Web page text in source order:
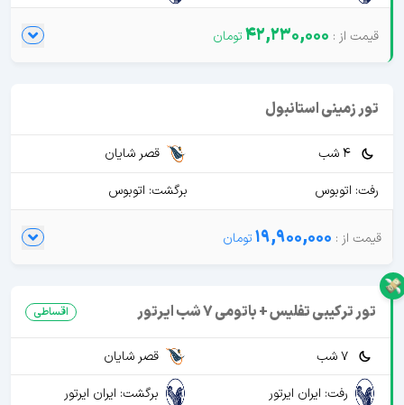
42,230,000
تور زمینی استانبول
4 شب
قصر شایان
رفت: اتوبوس
برگشت: اتوبوس
19,900,000
تور ترکیبی تفلیس + باتومی 7 شب ایرتور اقساطی
7 شب
قصر شایان
رفت: ایران ایرتور
برگشت: ایران ایرتور